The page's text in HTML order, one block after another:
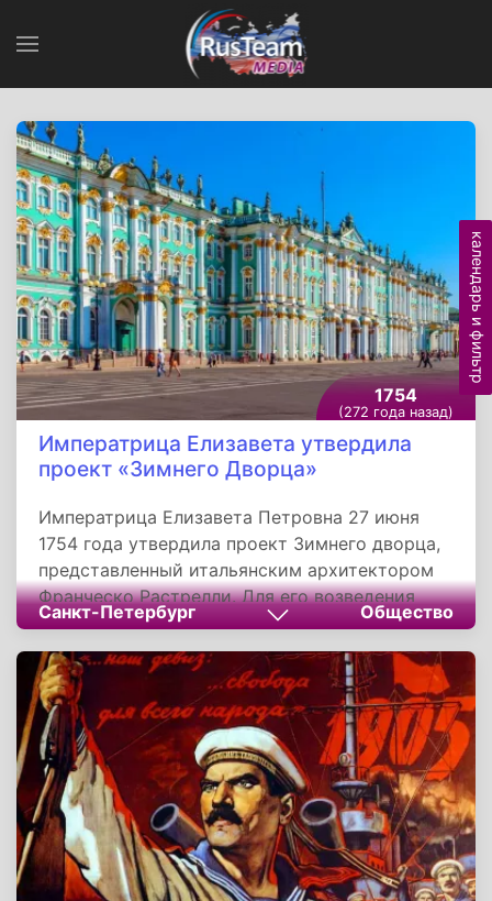
1754
(272 года назад)
Императрица Елизавета утвердила
проект «Зимнего Дворца»
Императрица Елизавета Петровна 27 июня
1754 года утвердила проект Зимнего дворца,
представленный итальянским архитектором
Франческо Растрелли. Для его возведения
требовалась сумма около 900 тысяч рублей,
выделенную из денег, собранных с питейной
торговли. На время строительства
императорский двор переехал во временный
деревянный дворец, построенный Растрелли
на углу Невского и Мойки.
Санкт-Петербург Общество
календарь и фильтр